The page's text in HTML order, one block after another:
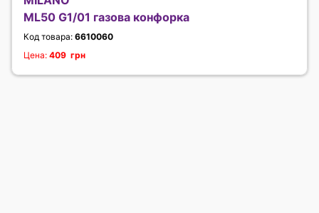
ML50 G1/01 газова конфорка
Код товара: 6610060
Цена: 409 грн